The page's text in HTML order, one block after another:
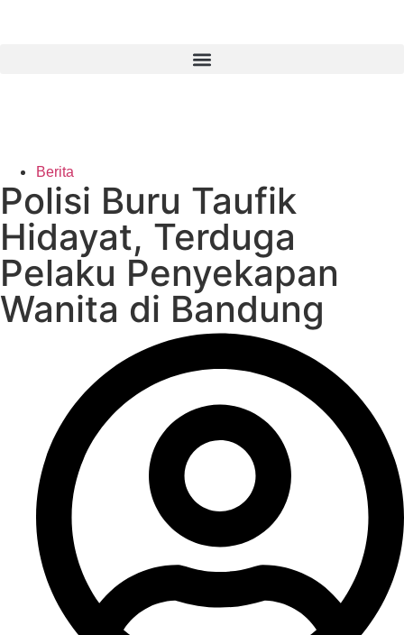
Berita
Polisi Buru Taufik
Hidayat, Terduga
Pelaku Penyekapan
Wanita di Bandung